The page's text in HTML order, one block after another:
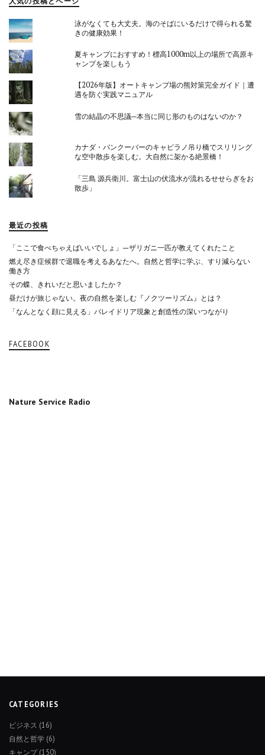
泳がなくても大丈夫。海のそばにいるだけで得られる驚
きの健康効果！
夏キャンプにおすすめ！標高1000m以上の場所で高原キ
ャンプを楽しもう
【2026年版】オートキャンプ場の熊対策完全ガイド｜遭
遇を防ぐ実践マニュアル
雪の結晶の不思議─本当に同じ形のものはないのか？
カナダ・バンクーバーのキャピラノ吊り橋でスリリング
な空中散歩を楽しむ。大自然に架かる絶景橋！
「三島 源兵衛川。富士山の伏流水が流れるせせらぎをお
散歩」
最近の投稿
「ここで食べちゃえばいいでしょ」—ザリガニ一匹が教えてくれたこと
燃え尽き症候群で退職を考えるあなたへ。自然と哲学に学ぶ、すり減らない
働き方
その蝶、きれいだと思いましたか？
昼だけが旅じゃない。夜の自然を楽しむ『ノクツーリズム』とは？
「なんとなく顔に見える」パレイドリア現象と創造性の深いつながり
FACEBOOK
Nature Service Radio
CATEGORIES
ビジネス (16)
自然と哲学 (6)
キャンプ(150)